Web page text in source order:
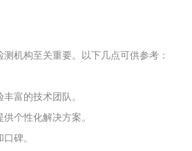
机构至关重要。以下几点可供参考：
富的技术团队。
个性化解决方案。
碑。